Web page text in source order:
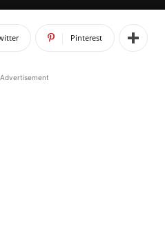
Pinterest